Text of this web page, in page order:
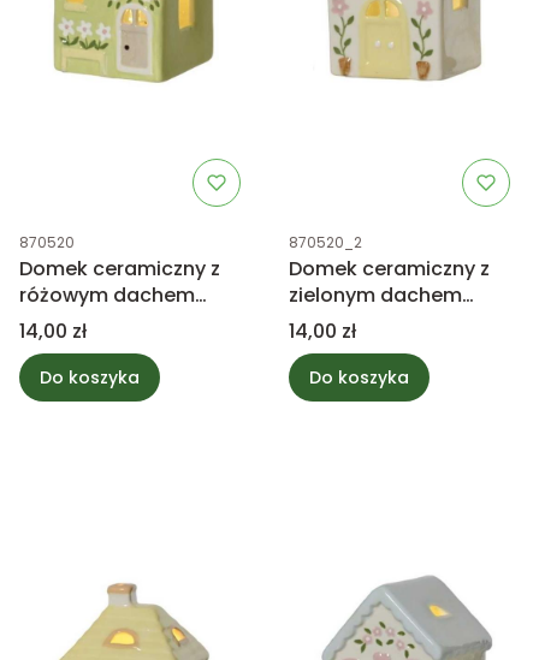
Kod produktu
870520
Domek ceramiczny z
różowym dachem
9,5cm
Cena
14,00 zł
Do koszyka
Kod produktu
870520_2
Domek ceramiczny z
zielonym dachem
9,5cm
Cena
14,00 zł
Do koszyka